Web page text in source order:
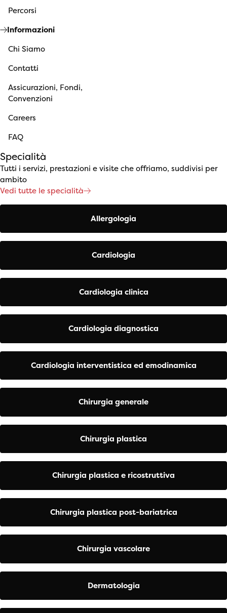
Percorsi
Informazioni
Chi Siamo
Contatti
Assicurazioni, Fondi,
Convenzioni
Careers
FAQ
Specialità
Tutti i servizi, prestazioni e visite che offriamo, suddivisi per
ambito
Vedi tutte le specialità
Allergologia
Cardiologia
Cardiologia clinica
Cardiologia diagnostica
Cardiologia interventistica ed emodinamica
Chirurgia generale
Chirurgia plastica
Chirurgia plastica e ricostruttiva
Chirurgia plastica post-bariatrica
Chirurgia vascolare
Dermatologia